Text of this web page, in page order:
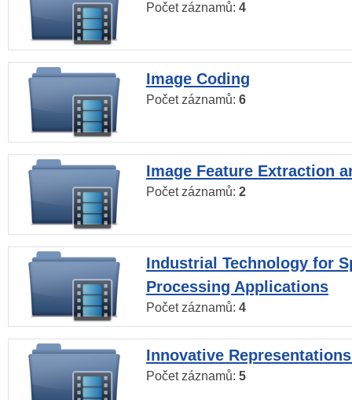
Počet záznamů: 4
Image Coding
Počet záznamů: 6
Image Feature Extraction
Počet záznamů: 2
Industrial Technology for
Processing Applications
Počet záznamů: 4
Innovative
Počet záznamů: 5